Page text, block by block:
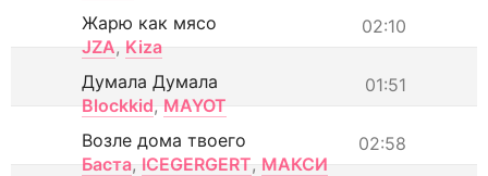
02:10
Жарю как мясо
JZA, Kiza
01:51
Думала Думала
Blockkid, MAYOT
02:58
Возле дома твоего
Баста, ICEGERGERT, МАКСИ